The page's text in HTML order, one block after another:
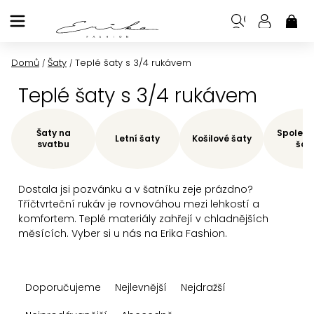
na
Domů / Šaty / Teplé šaty s 3/4 rukávem
Teplé šaty s 3/4 rukávem
Dostala jsi pozvánku a v šatníku zeje prázdno?
Tříčtvrteční rukáv je rovnováhou mezi lehkostí a
komfortem. Teplé materiály zahřejí v chladnějších
měsících. Vyber si u nás na Erika Fashion.
Šaty na
svatbu
Letní šaty Košilové šaty
aDoporučujeme Nejlevnější
Nejdražší